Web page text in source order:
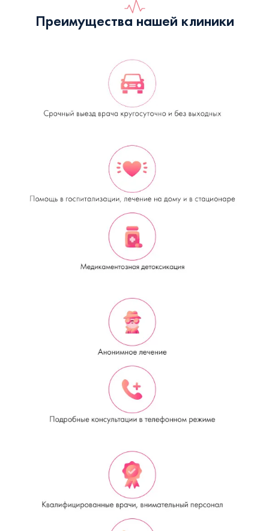
Преимущества нашей клиники